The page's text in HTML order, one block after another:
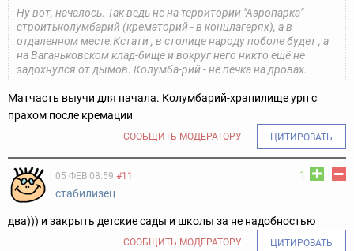
Ну вот, началось. Так ведь не на территории "Аэропарка"
строитьколумбарий (крематорий - в концлагерях), а в
отдаленном месте.Кстати , в столице народу поболе будет , а
на Ваганьковском клад-бище и вокруг него никто ещё не
задохнулся от дымов. Колумба-рий - не печка на дровах.
Матчасть выучи для начала. Колумбарий-хранилище урн с
прахом после кремации
СООБЩИТЬ МОДЕРАТОРУ ЦИТИРОВАТЬ
1
05 ФЕВ 08:59 #11
стабилизец
два))) и закрыть детские сады и школы за не надобностью
СООБЩИТЬ МОДЕРАТОРУ ЦИТИРОВАТЬ